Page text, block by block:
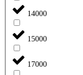
14000
15000
17000